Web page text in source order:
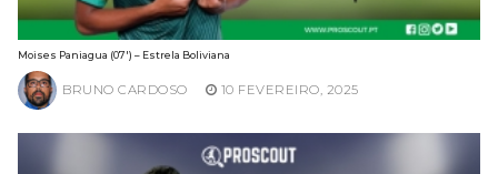
Moises Paniagua (07′) – Estrela Boliviana
BRUNO CARDOSO 10 FEVEREIRO, 2025